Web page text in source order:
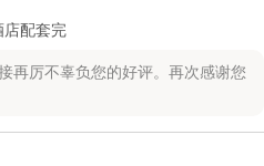
店配套完
再厉不辜负您的好评。再次感谢您